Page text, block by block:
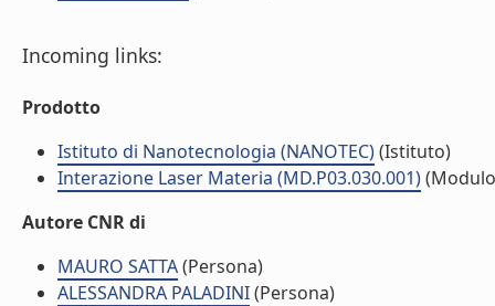
Incoming links:
Prodotto
Istituto di Nanotecnologia (NANOTEC)(Istituto)
Interazione Laser Materia (MD.P03.030.001)
Autore CNR di
MAURO SATTA(Persona)
ALESSANDRA PALADINI(Persona)